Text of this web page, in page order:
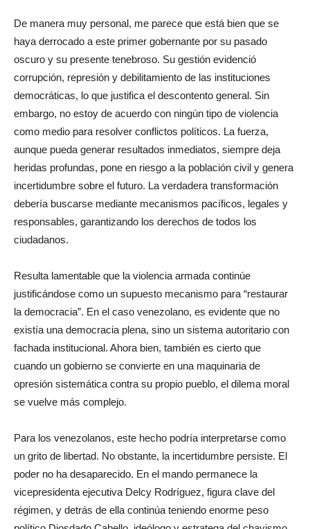
De manera muy personal, me parece que está bien que se
haya derrocado a este primer gobernante por su pasado
oscuro y su presente tenebroso. Su gestión evidenció
corrupción, represión y debilitamiento de las instituciones
democráticas, lo que justifica el descontento general. Sin
embargo, no estoy de acuerdo con ningún tipo de violencia
como medio para resolver conflictos políticos. La fuerza,
aunque pueda generar resultados inmediatos, siempre deja
heridas profundas, pone en riesgo a la población civil y genera
incertidumbre sobre el futuro. La verdadera transformación
debería buscarse mediante mecanismos pacíficos, legales y
responsables, garantizando los derechos de todos los
ciudadanos.
Resulta lamentable que la violencia armada continúe
justificándose como un supuesto mecanismo para “restaurar
la democracia”. En el caso venezolano, es evidente que no
existía una democracia plena, sino un sistema autoritario con
fachada institucional. Ahora bien, también es cierto que
cuando un gobierno se convierte en una maquinaria de
opresión sistemática contra su propio pueblo, el dilema moral
se vuelve más complejo.
Para los venezolanos, este hecho podría interpretarse como
un grito de libertad. No obstante, la incertidumbre persiste. El
poder no ha desaparecido. En el mando permanece la
vicepresidenta ejecutiva Delcy Rodríguez, figura clave del
régimen, y detrás de ella continúa teniendo enorme peso